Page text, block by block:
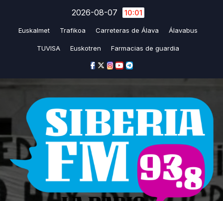
2026-08-07 10:01
Euskalmet Trafikoa Carreteras de Álava Álavabus
TUVISA Euskotren Farmacias de guardia